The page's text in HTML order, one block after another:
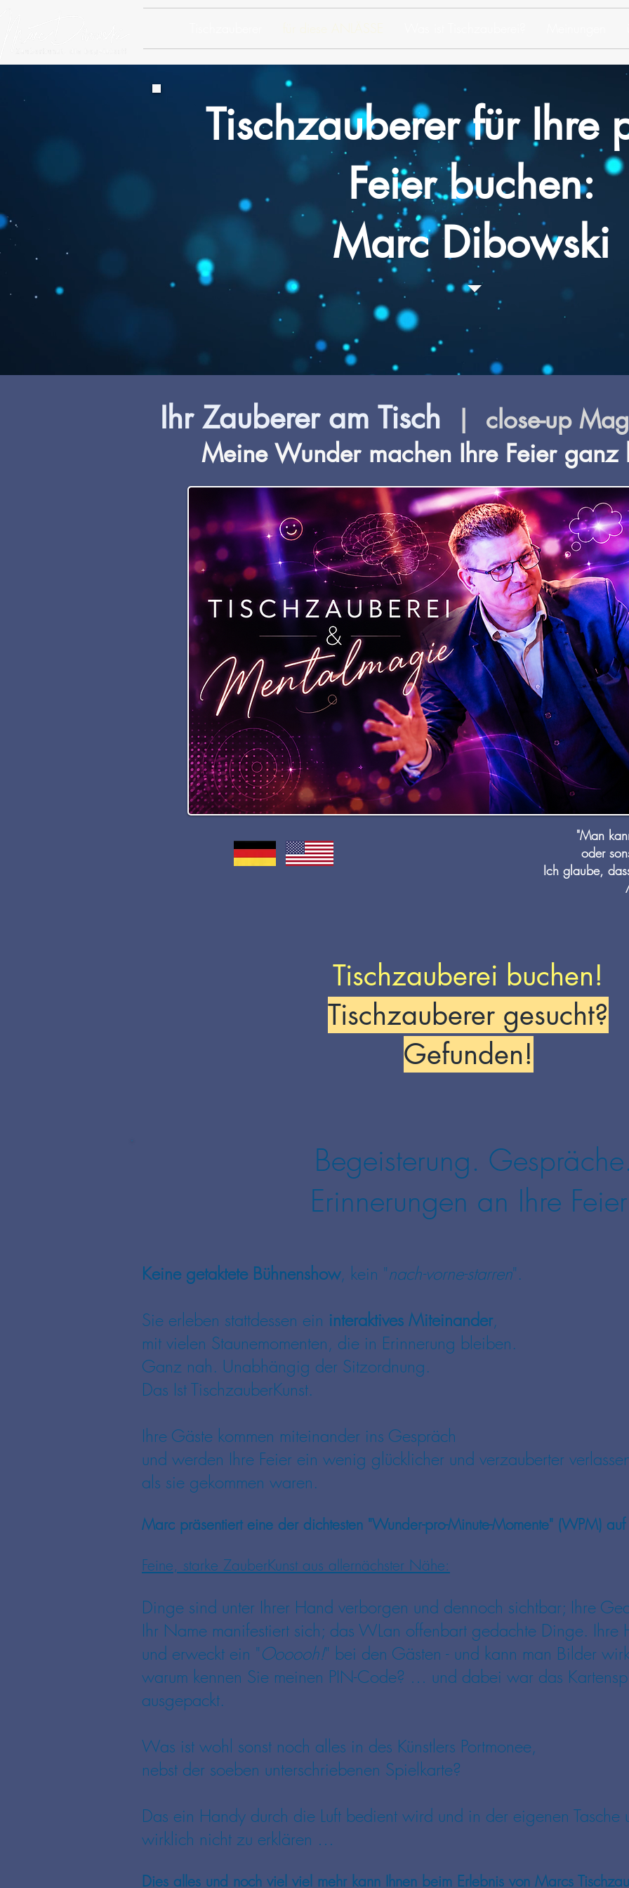
Tischzauberer für Ihre
Feier buchen:
Marc Dibowski
Ihr Zauberer am Tisch
| close-up
Meine Wunder machen Ihre Feier ganz
"Man
oder
Ich glaube,
Tischzauberei buchen!
Tischzauberer gesucht?
Gefunden!
Begeisterung.
Erinnerungen an Ihre
Keine getaktete Bühnenshow, kein "nach-vorne-starren".
Sie erleben stattdessen ein interaktives Miteinander,
mit vielen Staunemomenten, die in Erinnerung bleiben.
Ganz nah. Unabhängig der Sitzordnung.
Das Ist TischzauberKunst.
Ihre Gäste kommen miteinander ins Gespräch
und werden Ihre Feier ein wenig glücklicher und verzauberter
als sie gekommen waren.
Marc präsentiert eine der dichtesten "Wunder-pro-Minute-Momente" (WPM)
Feine, starke ZauberKunst aus allernächster Nähe:
Dinge sind unter Ihrer Hand verborgen und dennoch sichtbar; Ihre
Ihr Name manifestiert sich; das WLan offenbart gedachte Dinge. Ihre
und erweckt ein "Oooooh!" bei den Gästen - und kann man Bilder
warum kennen Sie meinen PIN-Code? … und dabei war das
ausgepackt.
Was ist wohl sonst noch alles in des Künstlers Portmonee,
nebst der soeben unterschriebenen Spielkarte?
Das ein Handy durch die Luft bedient wird und in der eigenen Tasche
wirklich nicht zu erklären …
Dies alles und noch viel viel mehr kann Ihnen beim Erlebnis von Marcs